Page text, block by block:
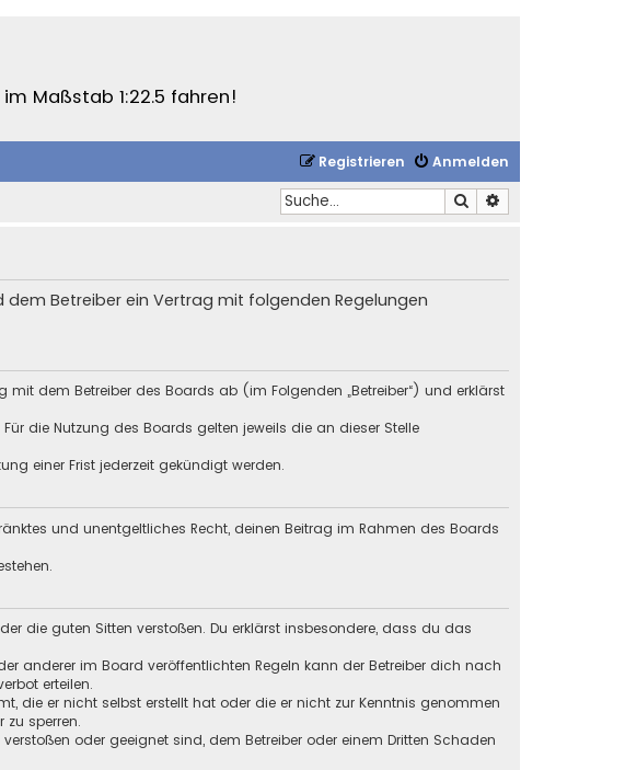
Maßstab 1:22.5 fahren!
Anmelden
Registrieren
Suche
dem Betreiber ein Vertrag mit folgenden Regelungen
dem Betreiber des Boards ab (im Folgenden „Betreiber“) und erklärst
die Nutzung des Boards gelten jeweils die an dieser Stelle
einer Frist jederzeit gekündigt werden.
und unentgeltliches Recht, deinen Beitrag im Rahmen des Boards
die guten Sitten verstoßen. Du erklärst insbesondere, dass du das
anderer im Board veröffentlichten Regeln kann der Betreiber dich nach
erteilen.
die er nicht selbst erstellt hat oder die er nicht zur Kenntnis genommen
zu sperren.
oder geeignet sind, dem Betreiber oder einem Dritten Schaden